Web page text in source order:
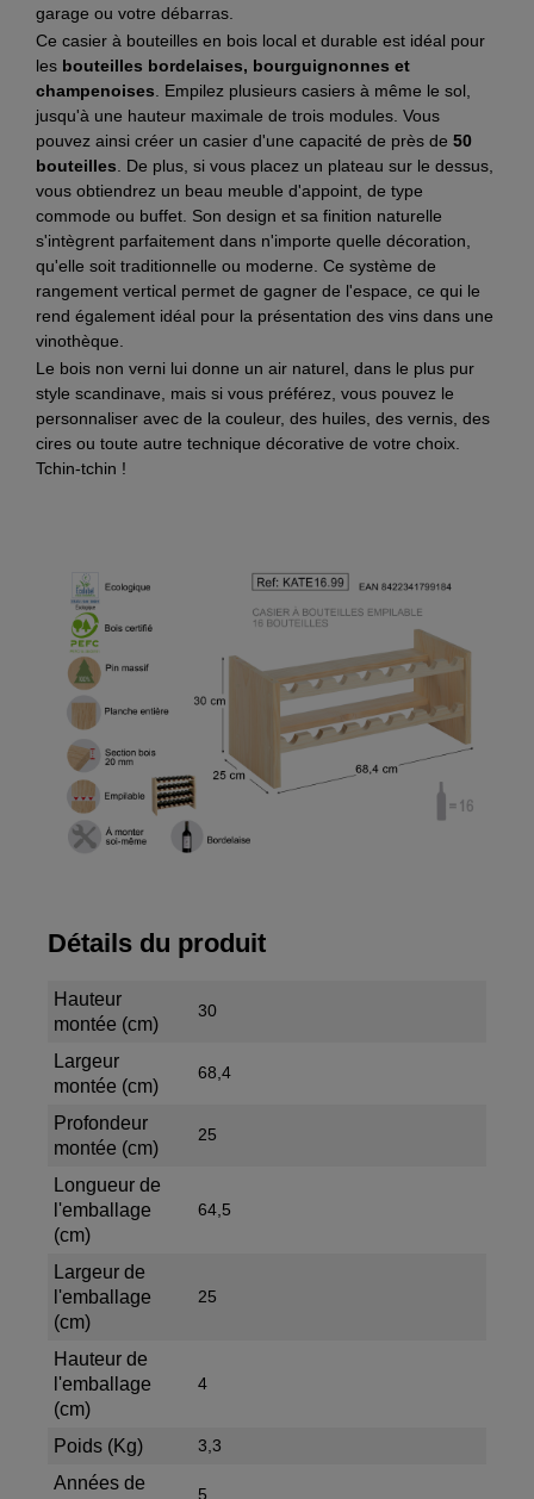
garage ou votre débarras.
Ce casier à bouteilles en bois local et durable est idéal pour
les bouteilles bordelaises, bourguignonnes et
champenoises. Empilez plusieurs casiers à même le sol,
jusqu'à une hauteur maximale de trois modules. Vous
pouvez ainsi créer un casier d'une capacité de près de 50
bouteilles. De plus, si vous placez un plateau sur le dessus,
vous obtiendrez un beau meuble d'appoint, de type
commode ou buffet. Son design et sa finition naturelle
s'intègrent parfaitement dans n'importe quelle décoration,
qu'elle soit traditionnelle ou moderne. Ce système de
rangement vertical permet de gagner de l'espace, ce qui le
rend également idéal pour la présentation des vins dans une
vinothèque.
Le bois non verni lui donne un air naturel, dans le plus pur
style scandinave, mais si vous préférez, vous pouvez le
personnaliser avec de la couleur, des huiles, des vernis, des
cires ou toute autre technique décorative de votre choix.
Tchin-tchin !
Détails du produit
Hauteur
montée (cm)
30
Largeur
montée (cm)
68,4
Profondeur
montée (cm)
25
Longueur de
l'emballage
(cm)
64,5
Largeur de
l'emballage
(cm)
25
Hauteur de
l'emballage
(cm)
4
Poids (Kg) 3,3
Années de
5